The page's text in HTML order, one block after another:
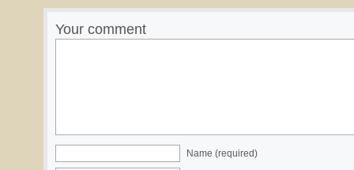
Your comment
Name (required)